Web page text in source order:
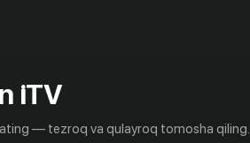
16+
iTV
— tezroq va qulayroq tomosha qiling.